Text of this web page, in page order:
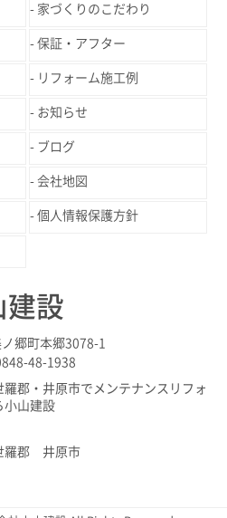
家づくりのこだわり
保証・アフター
リフォーム施工例
お知らせ
ブログ
会社地図
個人情報保護方針
建設
郷町本郷3078-1
48-1938
郡・井原市でメンテナンスリフォ
小山建設
郡 井原市